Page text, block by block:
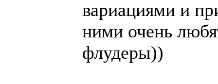
вариациями и
ними очень
флудеры))